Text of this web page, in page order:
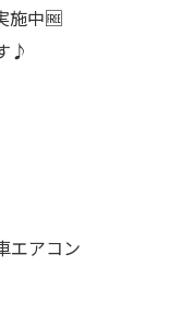
施中🆓
♪
エアコン